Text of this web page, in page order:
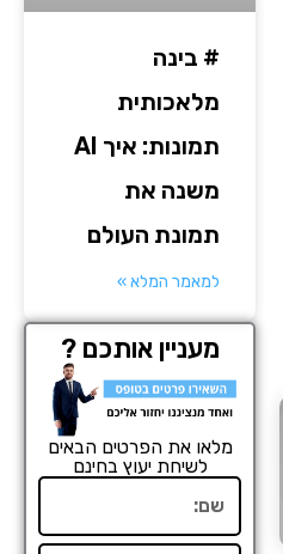
# בינה
מלאכותית
תמונות: איך AI
משנה את
תמונת העולם
למאמר המלא »
מעניין אותכם ?
מלאו את הפרטים הבאים
לשיחת יעוץ בחינם